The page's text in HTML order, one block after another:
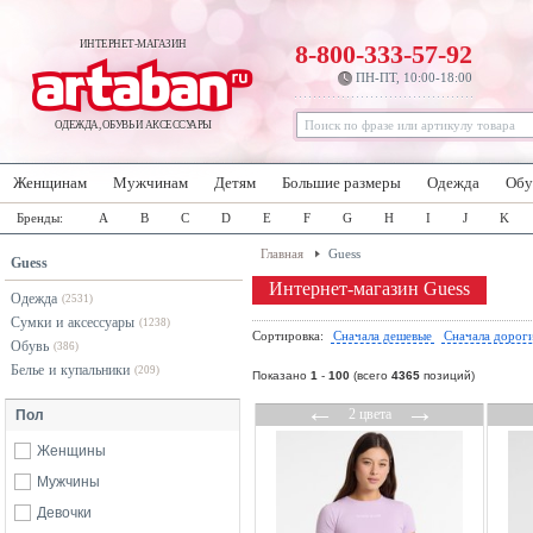
ИНТЕРНЕТ-МАГАЗИН
ОДЕЖДА, ОБУВЬ И АКСЕССУАРЫ
8-800-333-57-92
ПН-ПТ, 10:00-18:00
Женщинам Мужчинам Детям Большие размеры Одежда
Бренды: A B C D E F G H I J K
Guess
Одежда (2531)
Сумки и аксессуары (1238)
Обувь (386)
Белье и купальники (209)
Пол
Женщины
Мужчины
Девочки
Главная Guess
Интернет-магазин Guess
Сортировка: Сначала дешевые Сначала
Показано 1 - 100 (всего 4365 позиций)
←2 цвета→